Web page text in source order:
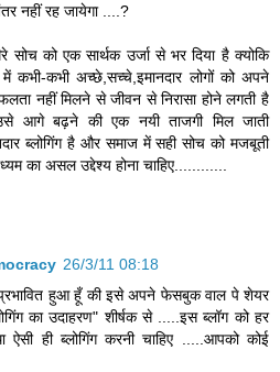
नहीं रह जायेगा ....?
को एक सार्थक उर्जा से भर दिया है क्योकि
कभी-कभी अच्छे,सच्चे,इमानदार लोगों को अपने
नहीं मिलने से जीवन से निरासा होने लगती है
आगे बढ़ने की एक नयी ताजगी मिल जाती
ब्लोगिंग है और समाज में सही सोच को मजबूती
का असल उद्देश्य होना चाहिए............
26/3/11 08:18
हुआ हूँ की इसे अपने फेसबुक वाल पे शेयर
का उदाहरण" शीर्षक से .....इस ब्लॉग को हर
ऐसी ही ब्लोगिंग करनी चाहिए .....आपको कोई